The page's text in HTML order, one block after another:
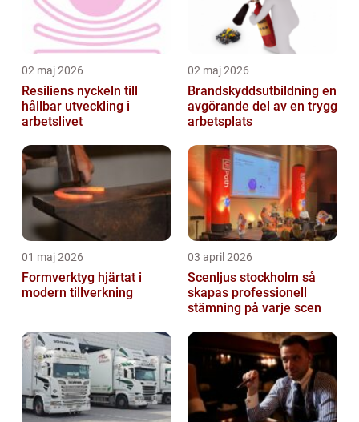
02 maj 2026
Resiliens nyckeln till
hållbar utveckling i
arbetslivet
02 maj 2026
Brandskyddsutbildning en
avgörande del av en trygg
arbetsplats
01 maj 2026
Formverktyg hjärtat i
modern tillverkning
03 april 2026
Scenljus stockholm så
skapas professionell
stämning på varje scen